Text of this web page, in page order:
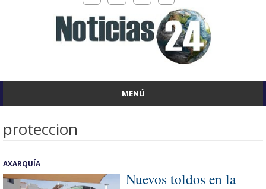
MENÚ
proteccion
AXARQUÍA
Nuevos toldos en la